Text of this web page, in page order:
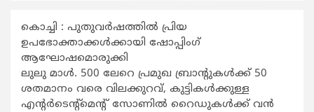
കൊച്ചി : പുതുവര്‍ഷത്തില്‍ പ്രിയ
ഉപഭോക്താക്കള്‍ക്കായി ഷോപ്പിംഗ്
ആഘോഷമൊരുക്കി
ലുലു മാള്‍. 500 ലേറെ പ്രമുഖ ബ്രാന്റുകള്‍ക്ക് 50
ശതമാനം വരെ വിലക്കുറവ്, കുട്ടികള്‍ക്കുള്ള
എന്റര്‍ടെന്റ്‌മെന്റ് സോണില്‍ റൈഡുകള്‍ക്ക് വന്‍